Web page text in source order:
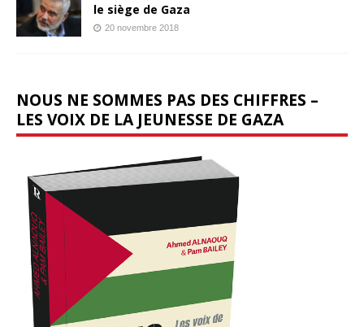
le siège de Gaza
20 novembre 2018
NOUS NE SOMMES PAS DES CHIFFRES –
LES VOIX DE LA JEUNESSE DE GAZA